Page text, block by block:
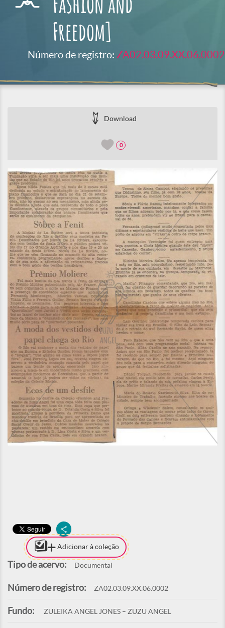
Fashion and
Freedom]
Número de registro: ZA02.03.09.XX.06.0002
Download
0
Adicionar à coleção
Tipo de acervo: Documental
Número de registro: ZA02.03.09.XX.06.0002
Fundo: ZULEIKA ANGEL JONES – ZUZU ANGEL